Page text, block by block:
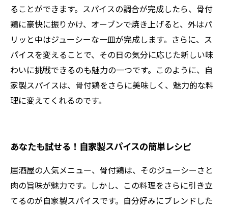
ることができます。スパイスの調合が完成したら、骨付
鶏に豪快に振りかけ、オーブンで焼き上げると、外はパ
リッと中はジューシーな一皿が完成します。さらに、ス
パイスを変えることで、その日の気分に応じた新しい味
わいに挑戦できるのも魅力の一つです。このように、自
家製スパイスは、骨付鶏をさらに美味しく、魅力的な料
理に変えてくれるのです。
あなたも試せる！自家製スパイスの簡単レシピ
居酒屋の人気メニュー、骨付鶏は、そのジューシーさと
肉の旨味が魅力です。しかし、この料理をさらに引き立
てるのが自家製スパイスです。自分好みにブレンドした